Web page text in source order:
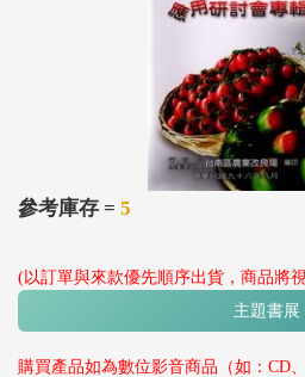
參考庫存 = 5
(以訂單與來款優先順序出貨，商品將
主題書展
購買產品如為數位影音商品（如：CD